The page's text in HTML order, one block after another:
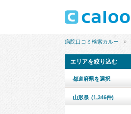
病院口コミ検索カルー
エリアを絞り込む
都道府県を選択
山形県 (1,346件)